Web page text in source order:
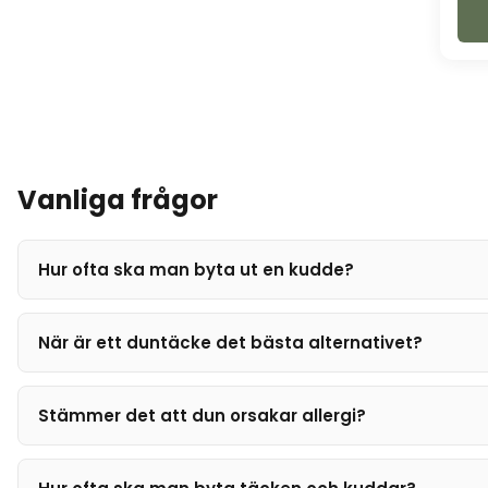
Vanliga frågor
Hur ofta ska man byta ut en kudde?
När är ett duntäcke det bästa alternativet?
Stämmer det att dun orsakar allergi?